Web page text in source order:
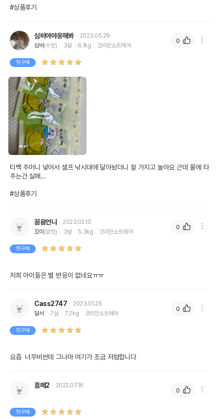
#상품후기
심바야야옹해봐
2023.05.29
심바(수컷) 3살 6.1kg 코리안쇼트헤어
첫구매
티백 주머니 넣어서 셀프 낚시대에 달아놨더니 잘 가지고 놀아요 근데 물에 타
주는건 실패…
#상품후기
0
꼼욤언니
2023.02.10
꼬미 (암컷) 3살 5.3kg 코리안쇼트헤어
첫구매
저희 아이들은 별 반응이 없네요ㅠㅠ
0
Cass2747
2023.01.25
달서
7살 7.2kg 코리안쇼트헤어
첫구매
요즘  너무비싼데 그나마 여기가 조금 저렴합니다
0
흠메2 2022.07.16
첫구매
0